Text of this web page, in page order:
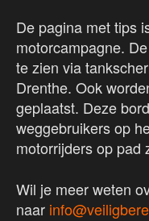
De pagina met tips
motorcampagne.
te zien via
Drenthe. Ook
geplaatst. Deze
weggebruikers op
motorrijders op pad
Wil je meer weten
naar